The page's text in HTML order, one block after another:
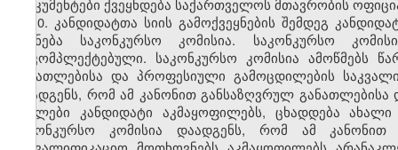
დოკუმენტები ქვეყნდება საქართველოს მთავრობის
10. კანდიდატთა სიის გამოქვეყნების შემდეგ
იქმნება საკონკურსო კომისია. საკონკურსო
დაკომპლექტებული. საკონკურსო კომისია ამოწმებს
განათლებისა და პროფესიული გამოცდილების
დაადგენს, რომ ამ კანონით განსაზღვრულ
ნაკლები კანდიდატი აკმაყოფილებს, ცხადდება
საკონკურსო კომისია დაადგენს, რომ ამ